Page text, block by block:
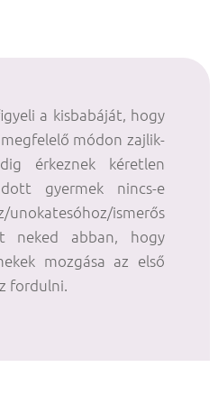
a kisbabáját, hogy
módon zajlik-
érkeznek kéretlen
gyermek nincs-e
ismerős
neked abban, hogy
mozgása az első
fordulni.